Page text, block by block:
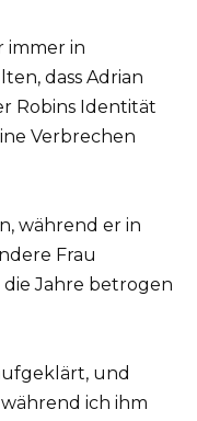
immer in
dass Adrian
Robins Identität
Verbrechen
während er in
Frau
Jahre betrogen
und
ich ihm